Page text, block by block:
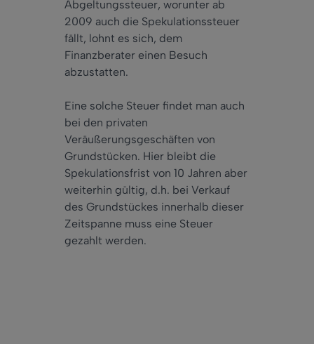
Abgeltungssteuer, worunter ab
2009 auch die Spekulationssteuer
fällt, lohnt es sich, dem
Finanzberater einen Besuch
abzustatten.
Eine solche Steuer findet man auch
bei den privaten
Veräußerungsgeschäften von
Grundstücken. Hier bleibt die
Spekulationsfrist von 10 Jahren aber
weiterhin gültig, d.h. bei Verkauf
des Grundstückes innerhalb dieser
Zeitspanne muss eine Steuer
gezahlt werden.